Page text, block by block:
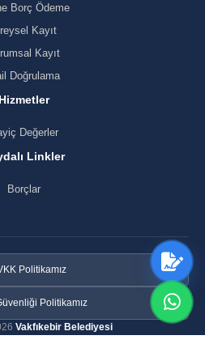
Borç Ödeme
Kayıt
Kayıt
Doğrulama
Hizmetler
Değerler
Linkler
Borçlar
Politikamız
Politikamız
Vakfıkebir Belediyesi